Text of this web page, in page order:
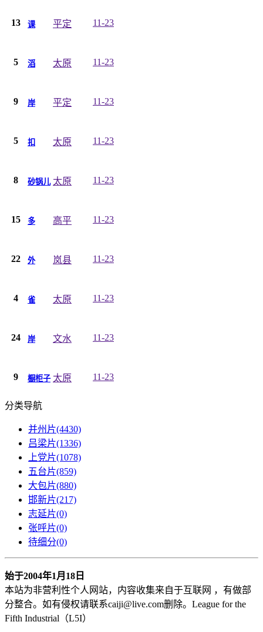
13 课 平定 11-23
5 滔 太原 11-23
9 岸 平定 11-23
5 扣 太原 11-23
8 砂锅儿 太原 11-23
15 多 高平 11-23
22 外 岚县 11-23
4 雀 太原 11-23
24 岸 文水 11-23
9 橱柜子 太原 11-23
分类导航
并州片(4430)
吕梁片(1336)
上党片(1078)
五台片(859)
大包片(880)
邯新片(217)
志延片(0)
张呼片(0)
待细分(0)
始于2004年1月18日
本站为非营利性个人网站，内容收集来自于互联网 ，有做部
分整合。 如有侵权请联系caiji@live.com删除。League for the
Fifth Industrial（L5I）